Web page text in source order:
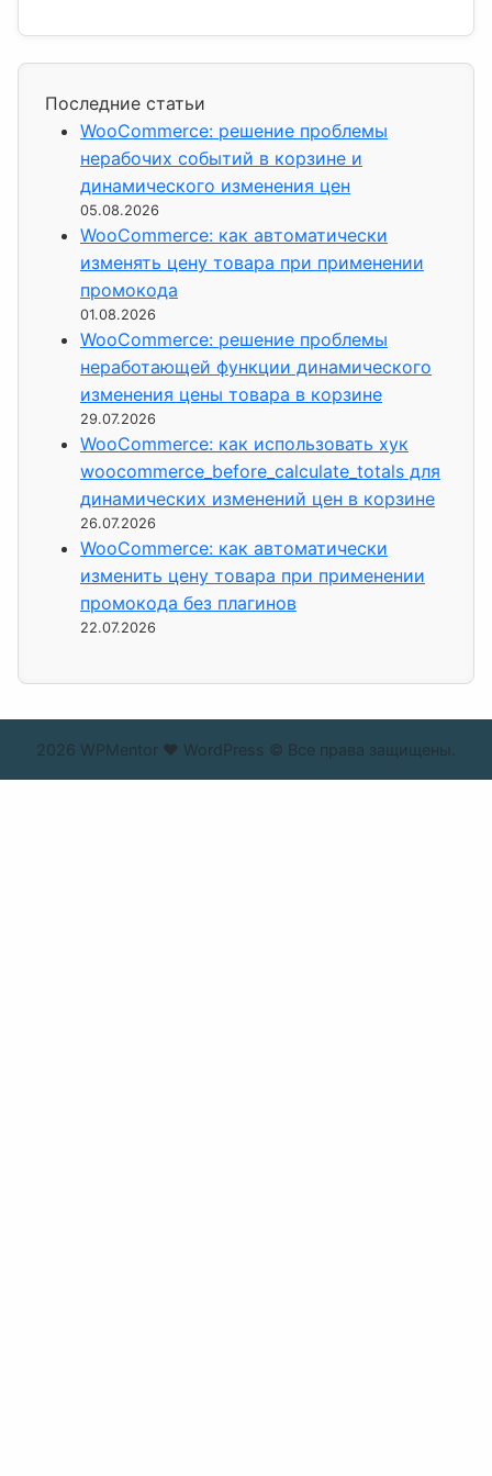
Последние статьи
WooCommerce: решение проблемы
нерабочих событий в корзине и
динамического изменения цен
05.08.2026
WooCommerce: как автоматически
изменять цену товара при применении
промокода
01.08.2026
WooCommerce: решение проблемы
неработающей функции динамического
изменения цены товара в корзине
29.07.2026
WooCommerce: как использовать хук
woocommerce_before_calculate_totals для
динамических изменений цен в корзине
26.07.2026
WooCommerce: как автоматически
изменить цену товара при применении
промокода без плагинов
22.07.2026
2026 WPMentor ❤ WordPress © Все права защищены.